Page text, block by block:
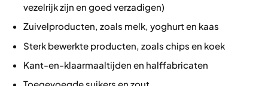
vezelrijk zijn en goed verzadigen)
Zuivelproducten, zoals melk, yoghurt en kaas
Sterk bewerkte producten, zoals chips en koek
Kant-en-klaarmaaltijden en halffabricaten